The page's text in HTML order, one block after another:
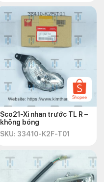
Sco21-Xi nhan trước TL R –
không bóng
SKU: 33410-K2F-T01